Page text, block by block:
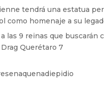
tendrá una estatua
como homenaje a su
las 9 reinas que buscarán
Querétaro 7